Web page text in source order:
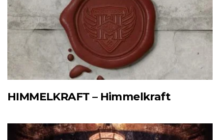
HIMMELKRAFT – Himmelkraft